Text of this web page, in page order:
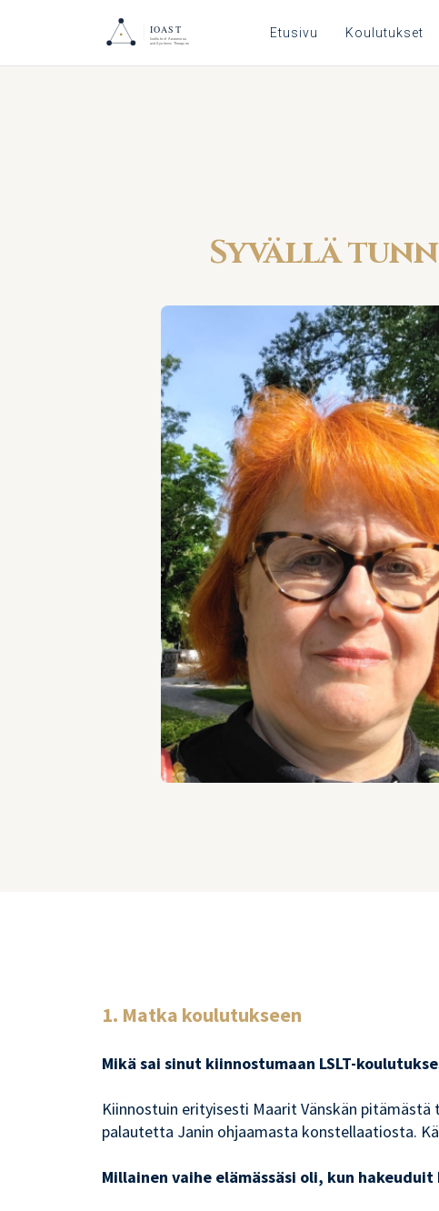
Etusivu Koulutukset
Syvällä
1. Matka koulutukseen
Mikä sai sinut kiinnostumaan LSLT-
Kiinnostuin erityisesti Maarit Vänskän
palautetta Janin ohjaamasta konstellaatiosta.
Millainen vaihe elämässäsi oli, kun hakeuduit